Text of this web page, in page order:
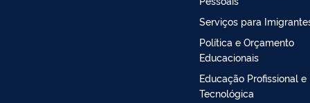
Serviços para
Política e Orçamento
Educacionais
Educação Profissional e
Tecnológica